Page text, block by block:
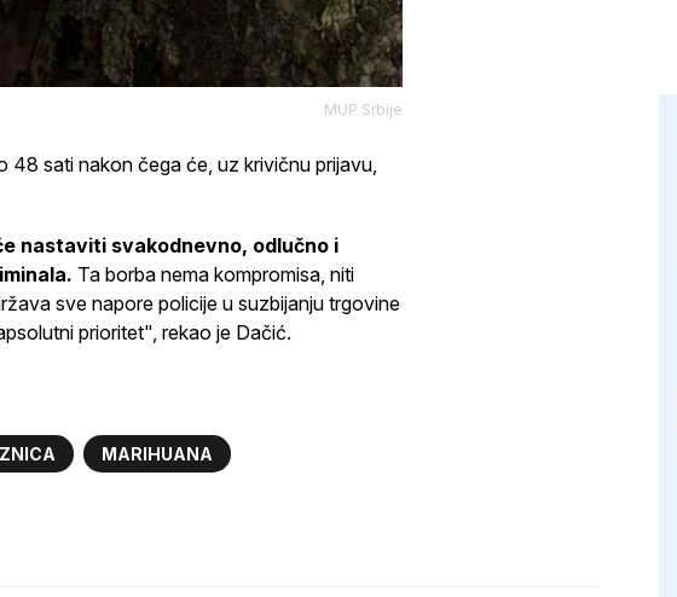
MUP Srbije
48 sati nakon čega će, uz krivičnu prijavu,
nastaviti svakodnevno, odlučno i
Ta borba nema kompromisa, niti
sve napore policije u suzbijanju trgovine
prioritet", rekao je Dačić.
MARIHUANA